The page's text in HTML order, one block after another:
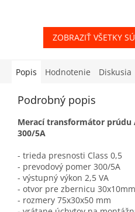
ZOBRAZIŤ VŠETKY
Popis Hodnotenie Diskusia
Podrobný popis
Merací transformátor prúdu
300/5A
- trieda presnosti Class 0,5
- prevodový pomer 300/5A
- výstupný výkon 2,5 VA
- otvor pre zbernicu
- rozmery 75x30x50 mm